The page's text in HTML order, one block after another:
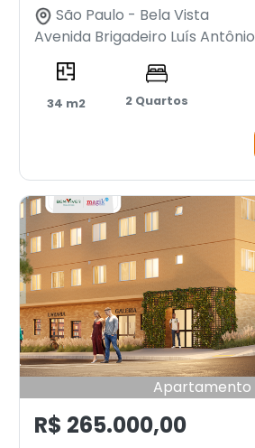
São Paulo - Bela Vista
Avenida Brigadeiro Luís Antônio
34 m2 2 Quartos
Apartamento
R$ 265.000,00